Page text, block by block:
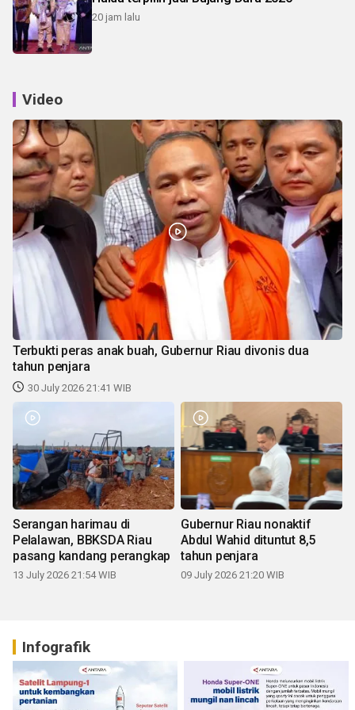
20 jam lalu
Video
Terbukti peras anak buah, Gubernur Riau divonis dua
tahun penjara
30 July 2026 21:41 WIB
Serangan harimau di
Pelalawan, BBKSDA Riau
pasang kandang perangkap
13 July 2026 21:54 WIB
Gubernur Riau nonaktif
Abdul Wahid dituntut 8,5
tahun penjara
09 July 2026 21:20 WIB
Infografik